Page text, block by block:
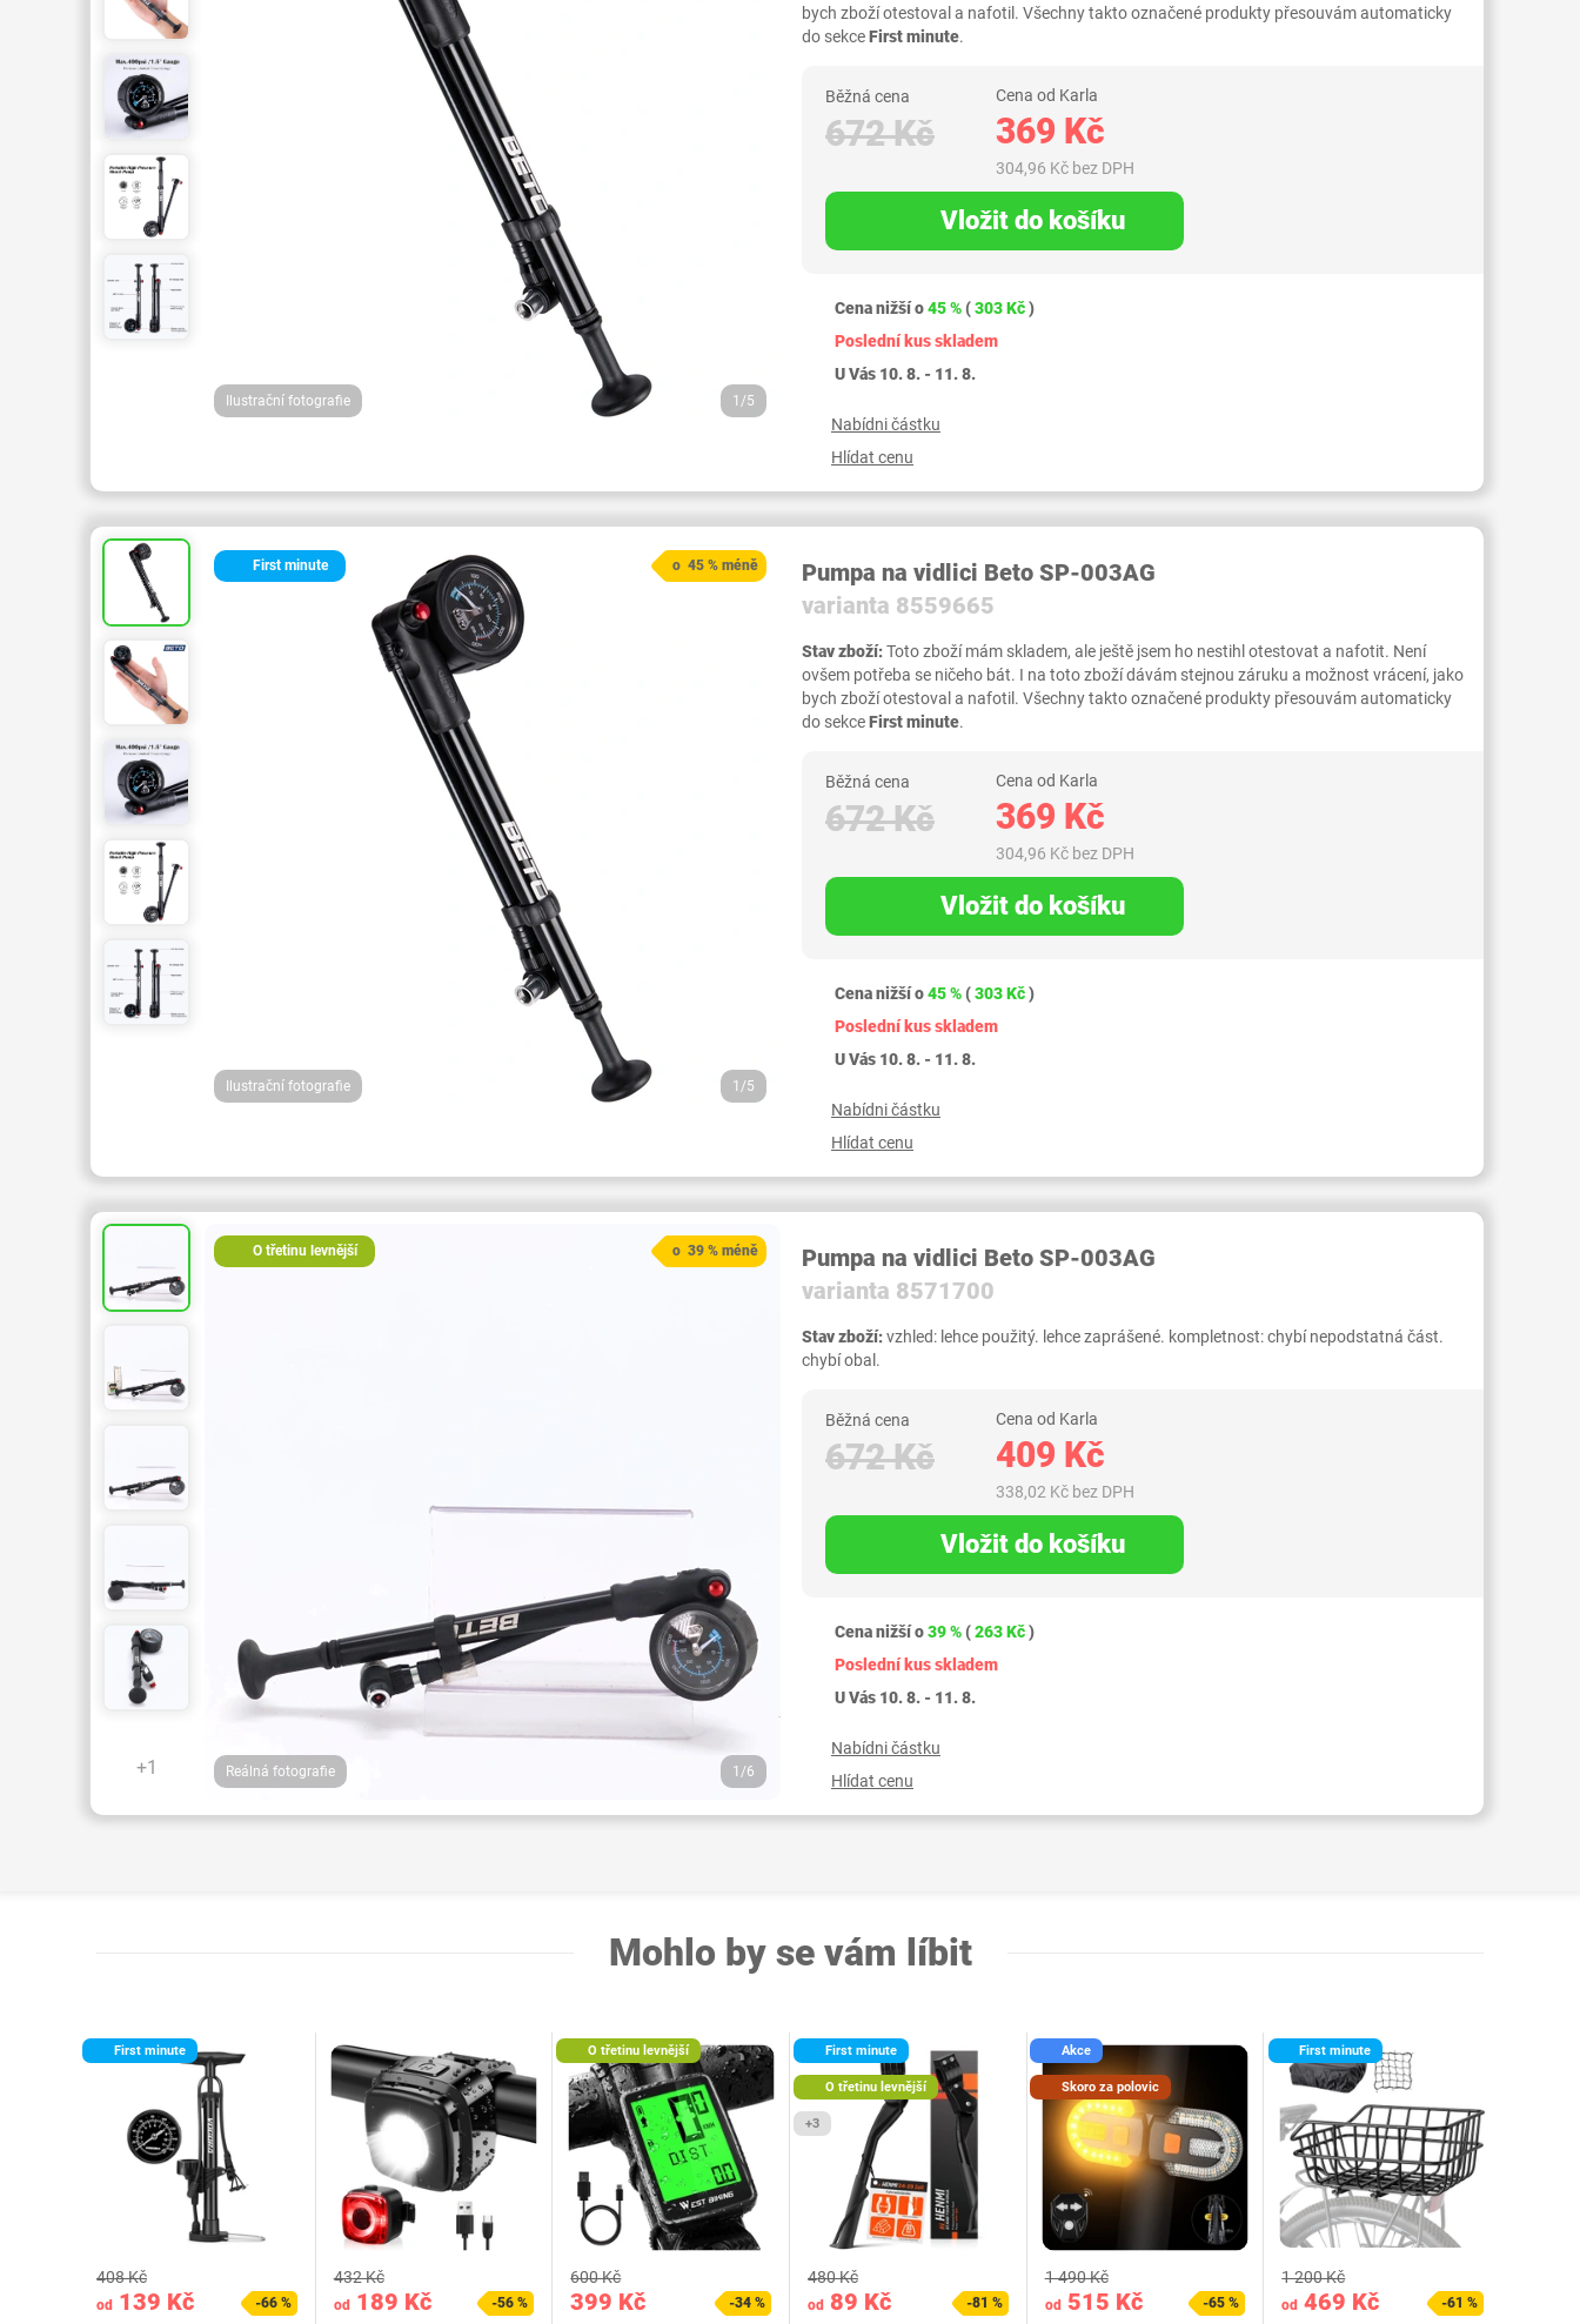
Ilustrační fotografie 1/5
bych zboží otestoval a nafotil. Všechny takto označené produkty přesouvám automaticky
do sekceFirst minute.
Běžná cena
672 Kč
Cena od Karla
369 Kč
304,96 Kč bez DPH
Vložit do košíku
Cena nižší o45 % (303 Kč)
Poslední kus skladem
U Vás 10. 8. - 11. 8.
Nabídni částku
Hlídat cenu
First minute
Ilustrační fotografie 1/5
o 45 % méně
Pumpa na vidlici Beto SP-003AG
varianta 8559665
Stav zboží:Toto zboží mám skladem, ale ještě jsem ho nestihl otestovat a nafotit. Není
ovšem potřeba se ničeho bát. I na toto zboží dávám stejnou záruku a možnost vrácení, jako
bych zboží otestoval a nafotil. Všechny takto označené produkty přesouvám automaticky
do sekceFirst minute.
Běžná cena
672 Kč
Cena od Karla
369 Kč
304,96 Kč bez DPH
Vložit do košíku
Cena nižší o45 % (303 Kč)
Poslední kus skladem
U Vás 10. 8. - 11. 8.
Nabídni částku
Hlídat cenu
+1
O třetinu levnější
Reálná fotografie 1/6
o 39 % méně
Pumpa na vidlici Beto SP-003AG
varianta 8571700
Stav zboží:vzhled: lehce použitý. lehce zaprášené. kompletnost: chybí nepodstatná část.
chybí obal.
Běžná cena
672 Kč
Cena od Karla
409 Kč
338,02 Kč bez DPH
Vložit do košíku
Cena nižší o39 % (263 Kč)
Poslední kus skladem
U Vás 10. 8. - 11. 8.
Nabídni částku
Hlídat cenu
Mohlo by se vám líbit
First minute
od 139 Kč
408 Kč
-66 % od189 Kč
432 Kč
-56 %
O třetinu levnější
399 Kč
600 Kč
-34 %
First minute
O třetinu levnější
+3
od89 Kč
480 Kč
-81 %
Akce
Skoro za polovic
od515 Kč
1 490 Kč
-65 %
First minute
od 469 Kč
1 200 Kč
-61 %